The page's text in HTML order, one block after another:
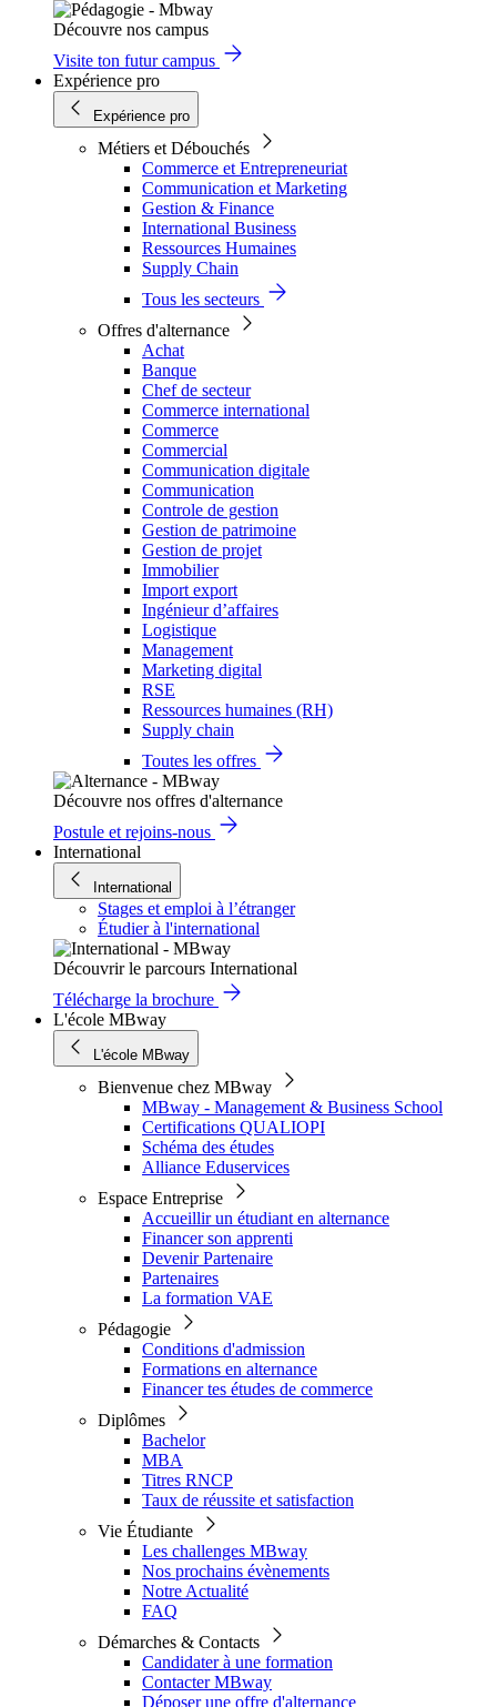
Découvre nos campus
Visite ton futur campus
Expérience pro
Expérience pro
Métiers et Débouchés
Commerce et Entrepreneuriat
Communication et Marketing
Gestion & Finance
International Business
Ressources Humaines
Supply Chain
Tous les secteurs
Offres d'alternance
Achat
Banque
Chef de secteur
Commerce international
Commerce
Commercial
Communication digitale
Communication
Controle de gestion
Gestion de patrimoine
Gestion de projet
Immobilier
Import export
Ingénieur d’affaires
Logistique
Management
Marketing digital
RSE
Ressources humaines (RH)
Supply chain
Toutes les offres
Découvre nos offres d'alternance
Postule et rejoins-nous
International
International
Stages et emploi à l’étranger
Étudier à l'international
Découvrir le parcours International
Télécharge la brochure
L'école MBway
L'école MBway
Bienvenue chez MBway
MBway - Management & Business School
Certifications QUALIOPI
Schéma des études
Alliance Eduservices
Espace Entreprise
Accueillir un étudiant en alternance
Financer son apprenti
Devenir Partenaire
Partenaires
La formation VAE
Pédagogie
Conditions d'admission
Formations en alternance
Financer tes études de commerce
Diplômes
Bachelor
MBA
Titres RNCP
Taux de réussite et satisfaction
Vie Étudiante
Les challenges MBway
Nos prochains évènements
Notre Actualité
FAQ
Démarches & Contacts
Candidater à une formation
Contacter MBway
Déposer une offre d'alternance